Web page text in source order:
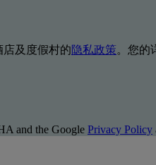
及度假村的隐私政策。您的
and the Google Privacy Policy